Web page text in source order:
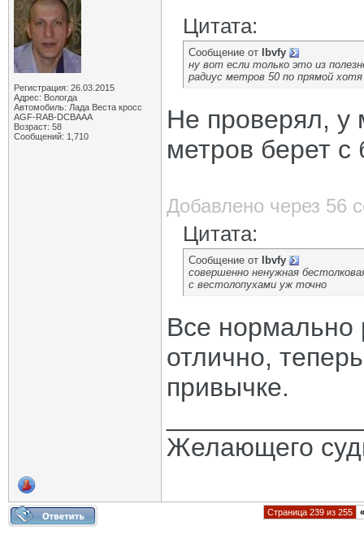
Регистрация: 26.03.2015
Адрес: Вологда
Автомобиль: Лада Веста кросс
AGF-RAB-DCBAAA
Возраст: 58
Сообщений: 1,710
Цитата:
Сообщение от
lbvfy
ну вот если только это из
радиус метров 50 по прямой
Не проверял, у
метров берет с
Добавлено через 56
Цитата:
Сообщение от
lbvfy
совершенно ненужная
с вестолопухами уж точно
Все нормально
отлично,
привычке.
Желающего
Страница 239 из 255 «